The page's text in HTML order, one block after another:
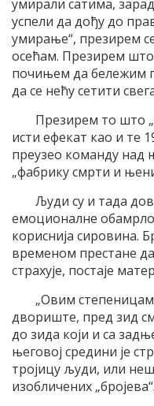
умирали сатима,
успели да дођу до
умирање“, презирем
осећам. Презирем што
почињем да бележим
да се нећу сетити
Презирем то што
исти ефекат као и те
преузео команду над
„фабрику смрти и
Људи су и тада
емоционалне
кориснија сировина.
временом престане
страхује, постаје
„Овим
двориште, пред зид
до зида који и са
његовој средини је
тројицу људи, или
изобличених „бројева“.